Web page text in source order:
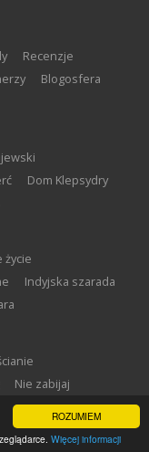
ROZUMIEM
Więcej informacji
recenzje
blogosfera
Dom Klepsydry
życie
Indyjska szarada
Nie zabijaj